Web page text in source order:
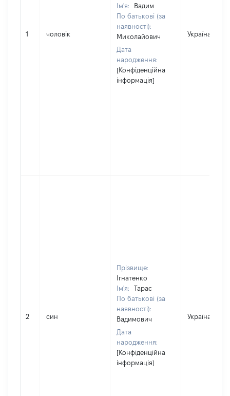
1 чоловік
Ім'я:
Вадим
По батькові (за
наявності):
Миколайович
Дата
народження:
[Конфіденційна
інформація]
Україна
2 син
Прізвище:
Ігнатенко
Ім'я:
Тарас
По батькові (за
наявності):
Вадимович
Дата
народження:
[Конфіденційна
інформація]
Україна